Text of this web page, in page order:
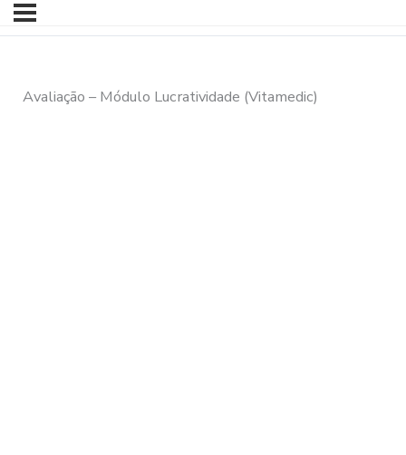
Avaliação – Módulo Lucratividade (Vitamedic)